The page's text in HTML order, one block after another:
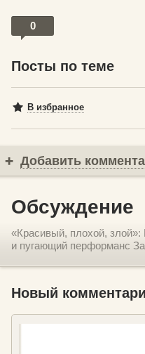
0
Посты по теме
В избранное
Добавить
Обсуждение
«Красивый, плохой,
и пугающий перформанс
Новый